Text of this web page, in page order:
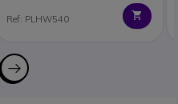
Ref: PLHW540